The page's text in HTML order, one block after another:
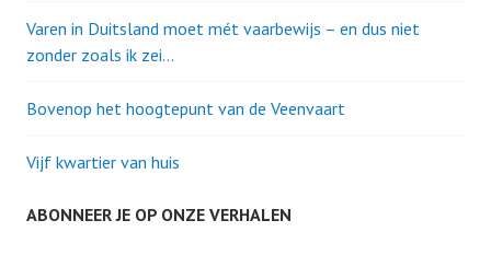
Varen in Duitsland moet mét vaarbewijs – en dus niet
zonder zoals ik zei…
Bovenop het hoogtepunt van de Veenvaart
Vijf kwartier van huis
ABONNEER JE OP ONZE VERHALEN